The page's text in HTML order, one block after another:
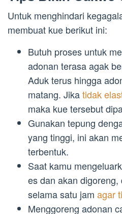
Untuk menghindari
membuat kue berikut ini:
Butuh proses untuk
adonan terasa agak
Aduk terus hingga
matang. Jikatidak
maka kue tersebut
Gunakan tepung
yang tinggi, ini akan
terbentuk.
Saat kamu
es dan akan
selama satu jam agar
Menggoreng adonan